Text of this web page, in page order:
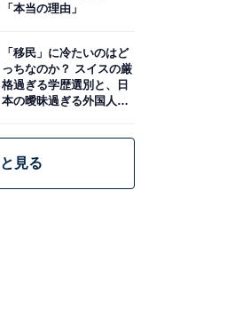
「本当の理由」
「移民」に冷たいのはど
っちなのか？ スイスの厳
格過ぎる学歴選別と、日
本の曖昧過ぎる外国人政
見る